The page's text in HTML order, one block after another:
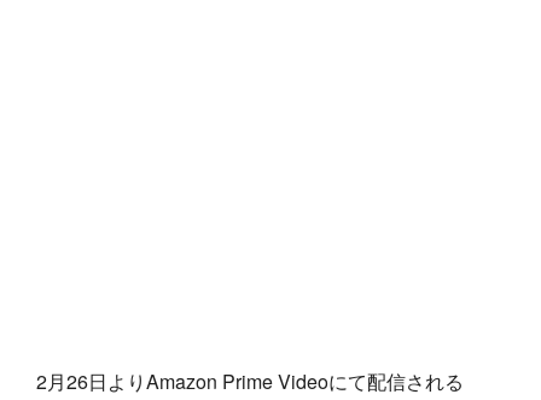
2月26日よりAmazon Prime Videoにて配信される